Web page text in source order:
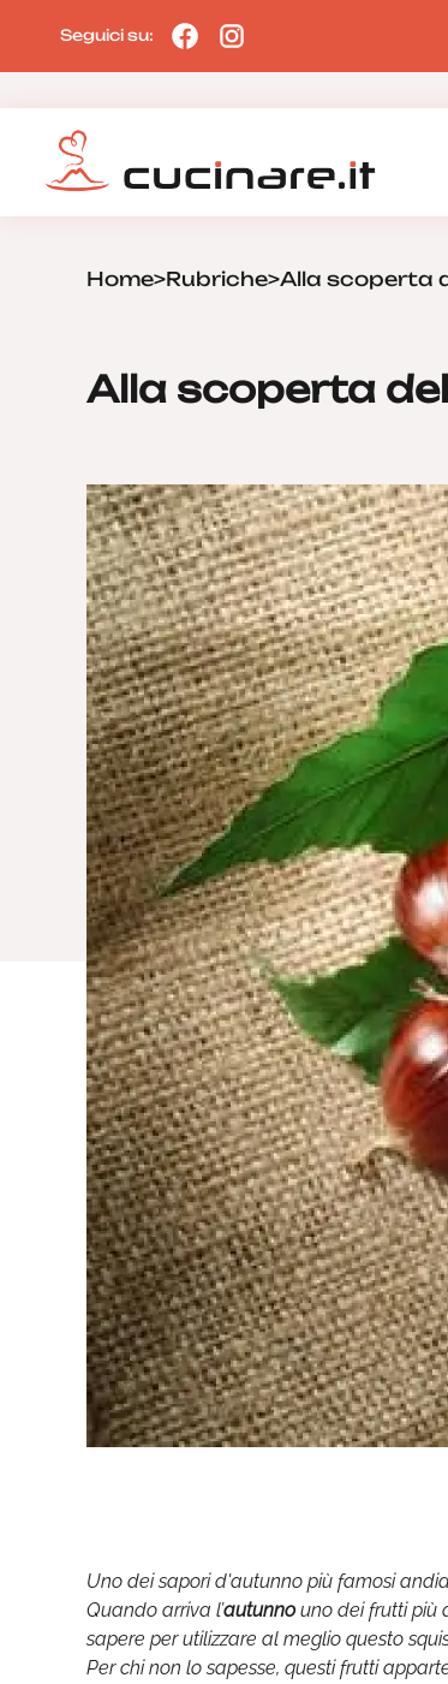
Seguici su:
Home>Rubriche>Alla scoperta
Alla scoperta
Uno dei sapori d'autunno più famosi
Quando arriva l’autunnouno dei frutti più
sapere per utilizzare al meglio questo
Per chi non lo sapesse, questi frutti